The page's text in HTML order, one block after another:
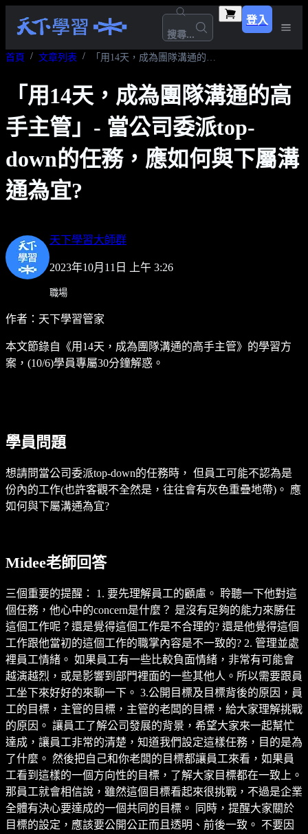
搜尋...
登入
首頁 文章列表 「用14天，成為團隊溝通的高手主管」- 當公司委派top-down的任務，應如何與下屬溝通為宜?
「用14天，成為團隊溝通的高
手主管」- 當公司委派top-
down的任務，應如何與下屬溝
通為宜?
天下學習大師群
2023年10月11日 上午 3:26
職場
作者：天下學習管家
本文節錄自《用14天，成為團隊溝通的高手主管》的學習方
案，(10/6)學員專屬30分鐘解惑。
學員問題
想請問當公司委派top-down的任務時， 但員工可能不認為是
份內的工作(也許客觀不全然是，往往會有灰色重疊地帶)。 應
如何與下屬溝通為宜?
Midee老師回答
三個重要的提醒： 1. 要先理解員工的顧慮。 聆聽一下他對這
個任務，他心中的concern是什麼？ 是沒有足夠的能力來勝任
這個工作呢？還是覺得這個工作是不合理的? 還是他覺得這個
工作跟他當初的這個工作的職掌內容是不一致的? 2. 管理並處
裡員工情緒。 如果員工有一些比較負面情緒，非常有可能會
越演越烈，或是影響到部門裡面的一些其他人。所以需要跟員
工坐下來好好的來聊一下。 3.公開目標及目標背後的原因，員
工的目標，主管的目標，主管的老闆的目標，給大家理解挑戰
的原因。 讓員工了解公司發展的背景，希望大家來一起幫忙
達成，讓員工非常的清楚，知道我們設定這樣任務，目的是為
了什麼。 然後把自己和你老闆的目標都讓員工來看，如果員
工看到這樣的一個方向性的目標，了解大家目標都在一致上。
那員工就會相信說，雖然這個目標看起來很挑戰，不過是企業
全體有決心要達成的一個共同的目標。 同時，提醒大家關於
目標的設定，應該要公開公正而且透明、前後一致。 不要因